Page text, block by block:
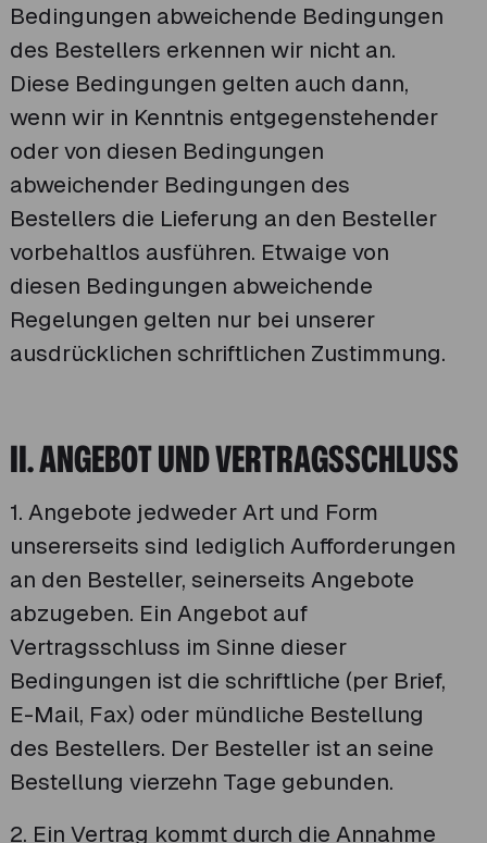
Bedingungen abweichende Bedingungen
des Bestellers erkennen wir nicht an.
Diese Bedingungen gelten auch dann,
wenn wir in Kenntnis entgegenstehender
oder von diesen Bedingungen
abweichender Bedingungen des
Bestellers die Lieferung an den Besteller
vorbehaltlos ausführen. Etwaige von
diesen Bedingungen abweichende
Regelungen gelten nur bei unserer
ausdrücklichen schriftlichen Zustimmung.
II. ANGEBOT UND VERTRAGSSCHLUSS
1. Angebote jedweder Art und Form
unsererseits sind lediglich Aufforderungen
an den Besteller, seinerseits Angebote
abzugeben. Ein Angebot auf
Vertragsschluss im Sinne dieser
Bedingungen ist die schriftliche (per Brief,
E-Mail, Fax) oder mündliche Bestellung
des Bestellers. Der Besteller ist an seine
Bestellung vierzehn Tage gebunden.
2. Ein Vertrag kommt durch die Annahme